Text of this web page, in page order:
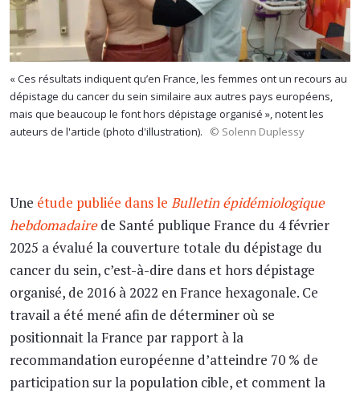
« Ces résultats indiquent qu’en France, les femmes ont un recours au
dépistage du cancer du sein similaire aux autres pays européens,
mais que beaucoup le font hors dépistage organisé », notent les
auteurs de l'article (photo d'illustration).
© Solenn Duplessy
Une étude publiée dans le Bulletin épidémiologique
hebdomadairede Santé publique France du 4 février
2025 a évalué la couverture totale du dépistage du
cancer du sein, c’est-à-dire dans et hors dépistage
organisé, de 2016 à 2022 en France hexagonale. Ce
travail a été mené afin de déterminer où se
positionnait la France par rapport à la
recommandation européenne d’atteindre 70 % de
participation sur la population cible, et comment la